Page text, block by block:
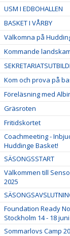
USM I EDBOHALLEN
BASKET I VÅRBY
Välkomna på
Kommande
Kom och prova på
Föreläsning med
Gräsroten
Fritidskortet
Coachmeeting -
Huddinge Basket!
SÄSONGSSTART
Välkommen till
2025
Foundation Ready
Stockholm 14 - 18
Sommarlovs Camp